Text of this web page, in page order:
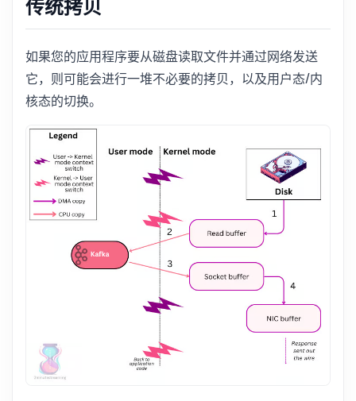
传统拷贝
如果您的应用程序要从磁盘读取文件并通过网络发送
它，则可能会进行一堆不必要的拷贝，以及用户态/内
核态的切换。